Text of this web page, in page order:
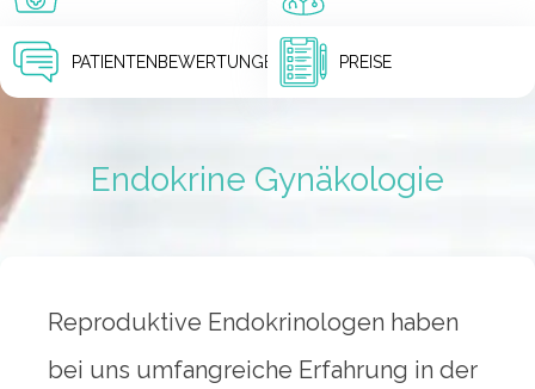
PATIENTENBEWERTUNGEN PREISE
Endokrine Gynäkologie
Reproduktive Endokrinologen haben
bei uns umfangreiche Erfahrung in der